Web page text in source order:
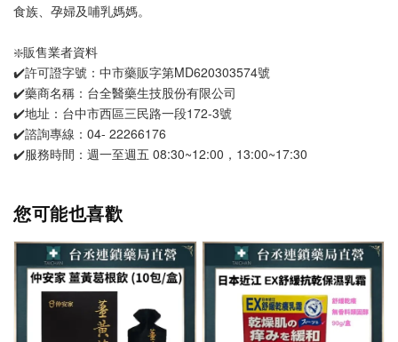
食族、孕婦及哺乳媽媽。
❇️販售業者資料
✔️許可證字號：中市藥販字第MD620303574號
✔️藥商名稱：台全醫藥生技股份有限公司
✔️地址：台中市西區三民路一段172-3號
✔️諮詢專線：04- 22266176
✔️服務時間：週一至週五 08:30~12:00，13:00~17:30
您可能也喜歡